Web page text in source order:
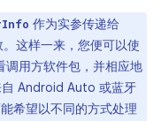
作为实参传递给
这样一来，您便可以使
调用方软件包，并相应地
自 Android Auto 或蓝牙
希望以不同的方式处理